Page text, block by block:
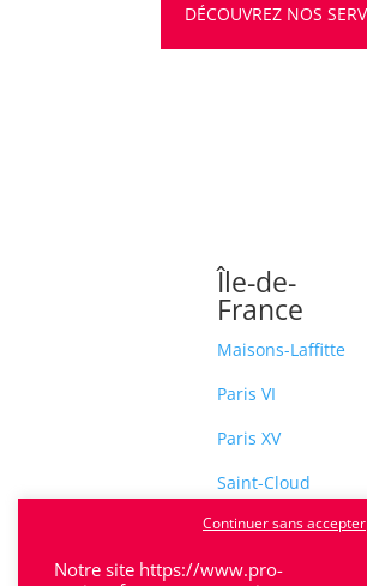
DÉCOUVREZ NOS
Île-de-
France
Maisons-Laffitte
Paris VI
Paris XV
Saint-Cloud
Sceaux
Notre site https://www.pro-
Continuer sans accepter